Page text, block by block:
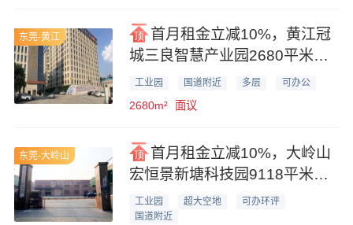
东莞-黄江
首月租金立减10%，黄江冠
城三良智慧产业园2680平米工
业厂房业主直租
工业园 国道附近 多层 可办公
2680m² 面议
东莞-大岭山
首月租金立减10%，大岭山
宏恒景新塘科技园9118平米一
楼便宜厂房业主直租
工业园 超大空地
可办环评
国道附近